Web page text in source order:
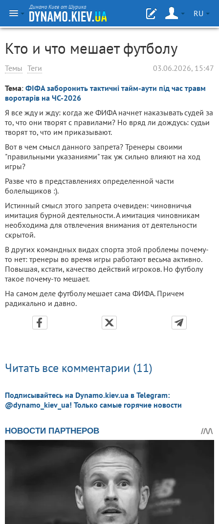
Динамо Киев от Шурика
RU
Кто и что мешает футболу
Темы Теги 03.06.2026, 15:47
Тема: ФІФА заборонить тактичні тайм-аути під час травм
воротарів на ЧС-2026
Я все жду и жду: когда же ФИФА начнет наказывать судей за
то, что они творят с правилами? Но вряд ли дождусь: судьи
творят то, что им приказывают.
Вот в чем смысл данного запрета? Тренеры своими
"правильными указаниями" так уж сильно влияют на ход
игры?
Разве что в представлениях определенной части
болельщиков :).
Истинный смысл этого запрета очевиден: чиновничья
имитация бурной деятельности. А имитация чиновникам
необходима для отвлечения внимания от деятельности
скрытой.
В других командных видах спорта этой проблемы почему-
то нет: тренеры во время игры работают весьма активно.
Повышая, кстати, качество действий игроков. Но футболу
такое почему-то мешает.
На самом деле футболу мешает сама ФИФА. Причем
радикально и давно.
Читать все комментарии (11)
Подписывайтесь на Dynamo.kiev.ua в Telegram:
@dynamo_kiev_ua! Только самые горячие новости